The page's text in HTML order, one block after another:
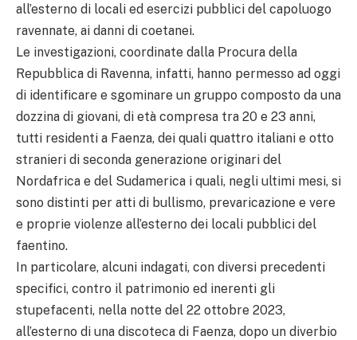
all’esterno di locali ed esercizi pubblici del capoluogo
ravennate, ai danni di coetanei.
Le investigazioni, coordinate dalla Procura della
Repubblica di Ravenna, infatti, hanno permesso ad oggi
di identificare e sgominare un gruppo composto da una
dozzina di giovani, di età compresa tra 20 e 23 anni,
tutti residenti a Faenza, dei quali quattro italiani e otto
stranieri di seconda generazione originari del
Nordafrica e del Sudamerica i quali, negli ultimi mesi, si
sono distinti per atti di bullismo, prevaricazione e vere
e proprie violenze all’esterno dei locali pubblici del
faentino.
In particolare, alcuni indagati, con diversi precedenti
specifici, contro il patrimonio ed inerenti gli
stupefacenti, nella notte del 22 ottobre 2023,
all’esterno di una discoteca di Faenza, dopo un diverbio